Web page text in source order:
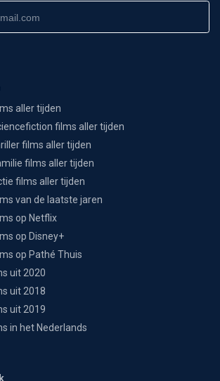
aller tijden
films aller tijden
films aller tijden
films aller tijden
films aller tijden
van de laatste jaren
op Netflix
op Disney+
op Pathé Thuis
uit 2020
uit 2018
uit 2019
in het Nederlands